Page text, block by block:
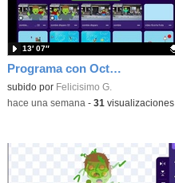
Programa con OctoStudio, un juego de disparos contra Zombies con un cargador basado en el House of the dead
Contenido educativo.
subido por Felicisimo G.
13′ 07″
-hace una semana - 31 visualizaciones